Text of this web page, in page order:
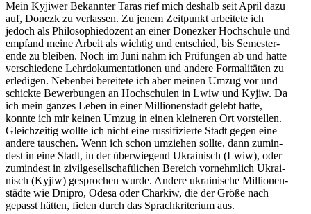
Mein Kyjiwer Bekann­ter Taras rief mich deshalb seit April dazu
auf, Donezk zu ver­las­sen. Zu jenem Zeit­punkt arbei­tete ich
jedoch als Phi­lo­so­phie­do­zent an einer Donez­ker Hoch­schule und
empfand meine Arbeit als wichtig und ent­schied, bis Semes­ter­
ende zu bleiben. Noch im Juni nahm ich Prü­fun­gen ab und hatte
ver­schie­dene Lehr­do­ku­men­ta­tio­nen und andere For­ma­li­tä­ten zu
erle­di­gen. Neben­bei berei­tete ich aber meinen Umzug vor und
schickte Bewer­bun­gen an Hoch­schu­len in Lwiw und Kyjiw. Da
ich mein ganzes Leben in einer Mil­lio­nen­stadt gelebt hatte,
konnte ich mir keinen Umzug in einen klei­ne­ren Ort vor­stel­len.
Gleich­zei­tig wollte ich nicht eine rus­si­fi­zierte Stadt gegen eine
andere tau­schen. Wenn ich schon umzie­hen sollte, dann zumin­
dest in eine Stadt, in der über­wie­gend Ukrai­nisch (Lwiw), oder
zumin­dest in zivil­ge­sell­schaft­li­chen Bereich vor­nehm­lich Ukrai­
nisch (Kyjiw) gespro­chen wurde. Andere ukrai­ni­sche Mil­lio­nen­
städte wie Dnipro, Odesa oder Charkiw, die der Größe nach
gepasst hätten, fielen durch das Sprach­kri­te­rium aus.